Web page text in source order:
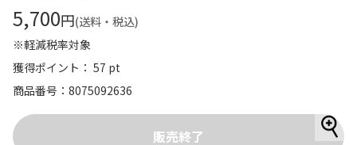
5,700円(送料・税込)
※軽減税率対象
獲得ポイント： 57 pt
商品番号
8075092636